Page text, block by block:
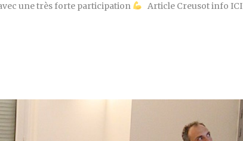
une très forte participation Article Creusot info ICI